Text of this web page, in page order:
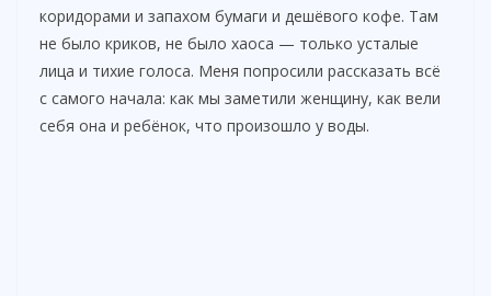
коридорами и запахом бумаги и дешёвого кофе. Там
не было криков, не было хаоса — только усталые
лица и тихие голоса. Меня попросили рассказать всё
с самого начала: как мы заметили женщину, как вели
себя она и ребёнок, что произошло у воды.